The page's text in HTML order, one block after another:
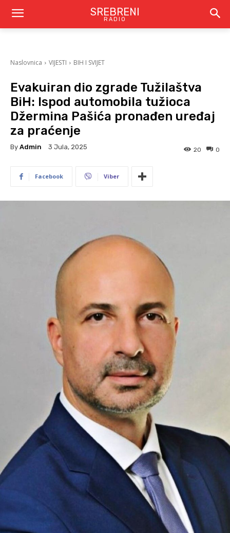
SREBRENI
RADIO
Naslovnica VIJESTI BIH I SVIJET
Evakuiran dio zgrade Tužilaštva
BiH: Ispod automobila tužioca
Džermina Pašića pronađen uređaj
za praćenje
By Admin 3 Jula, 2025 0
20
Facebook Viber